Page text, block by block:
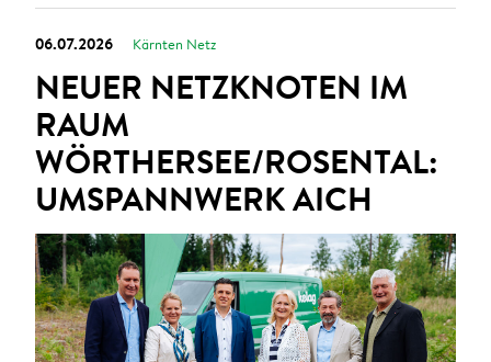
06.07.2026 Kärnten Netz
NEUER NETZKNOTEN IM
RAUM
WÖRTHERSEE/ROSENTAL:
UMSPANNWERK AICH